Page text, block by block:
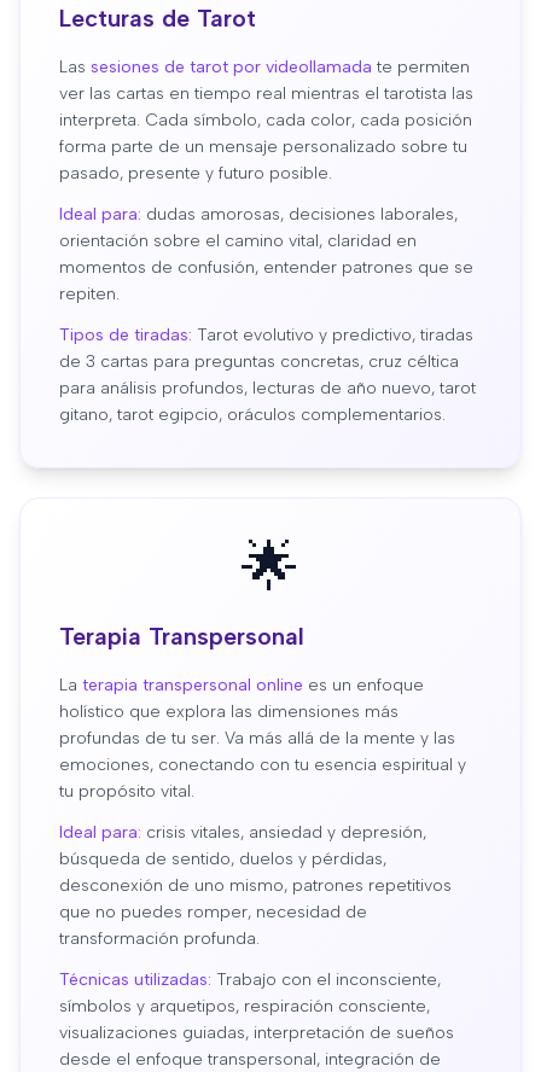
Lecturas de Tarot
Las sesiones de tarot por videollamada te permiten
ver las cartas en tiempo real mientras el tarotista las
interpreta. Cada símbolo, cada color, cada posición
forma parte de un mensaje personalizado sobre tu
pasado, presente y futuro posible.
Ideal para: dudas amorosas, decisiones laborales,
orientación sobre el camino vital, claridad en
momentos de confusión, entender patrones que se
repiten.
Tipos de tiradas: Tarot evolutivo y predictivo, tiradas
de 3 cartas para preguntas concretas, cruz céltica
para análisis profundos, lecturas de año nuevo, tarot
gitano, tarot egipcio, oráculos complementarios.
🌟
Terapia Transpersonal
La terapia transpersonal online es un enfoque
holístico que explora las dimensiones más
profundas de tu ser. Va más allá de la mente y las
emociones, conectando con tu esencia espiritual y
tu propósito vital.
Ideal para: crisis vitales, ansiedad y depresión,
búsqueda de sentido, duelos y pérdidas,
desconexión de uno mismo, patrones repetitivos
que no puedes romper, necesidad de
transformación profunda.
Técnicas utilizadas: Trabajo con el inconsciente,
símbolos y arquetipos, respiración consciente,
visualizaciones guiadas, interpretación de sueños
desde el enfoque transpersonal, integración de